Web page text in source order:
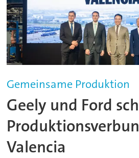
Gemeinsame Produktion
Geely und Ford
Valencia